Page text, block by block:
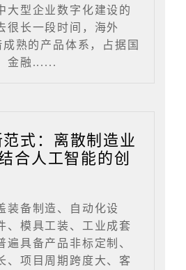
大型企业数字化建设的
很长一段时间，海外
熟的产品体系，占据国
金融......
式：离散制造业
合人工智能的创
装备制造、自动化设
、模具工装、工业成套
遍具备产品非标定制、
、项目周期跨度大、客